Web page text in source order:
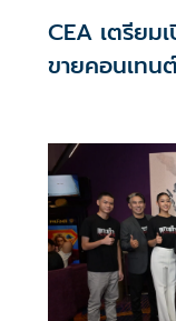
CEA เตรียม
ขายคอนเทน